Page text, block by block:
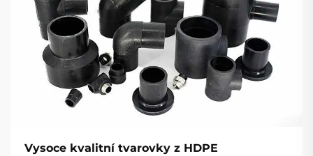
Vysoce kvalitní tvarovky z HDPE